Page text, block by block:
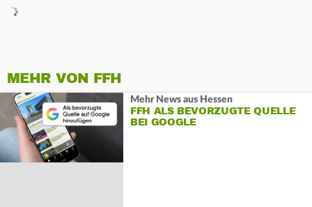
MEHR VON FFH
Mehr News aus Hessen
FFH ALS BEVORZUGTE QUELLE
BEI GOOGLE